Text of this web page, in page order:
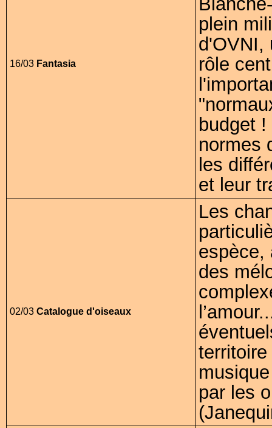
16/03 Fantasia
plein
d'OVNI,
rôle
budget
normes
les
et leur
02/03 Catalogue d'oiseaux
Les
espèce,
des
territoire
par les